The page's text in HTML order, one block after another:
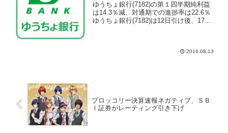
ゆうちょ銀行(7182)の第１四半期純利益
は14.3％減、対通期での進捗率は22.6％
ゆうちょ銀行(7182)は12日引け後、17年
2016.08.13
ブロッコリー決算速報ネガティブ、ＳＢ
Ｉ証券がレーティング引き下げ